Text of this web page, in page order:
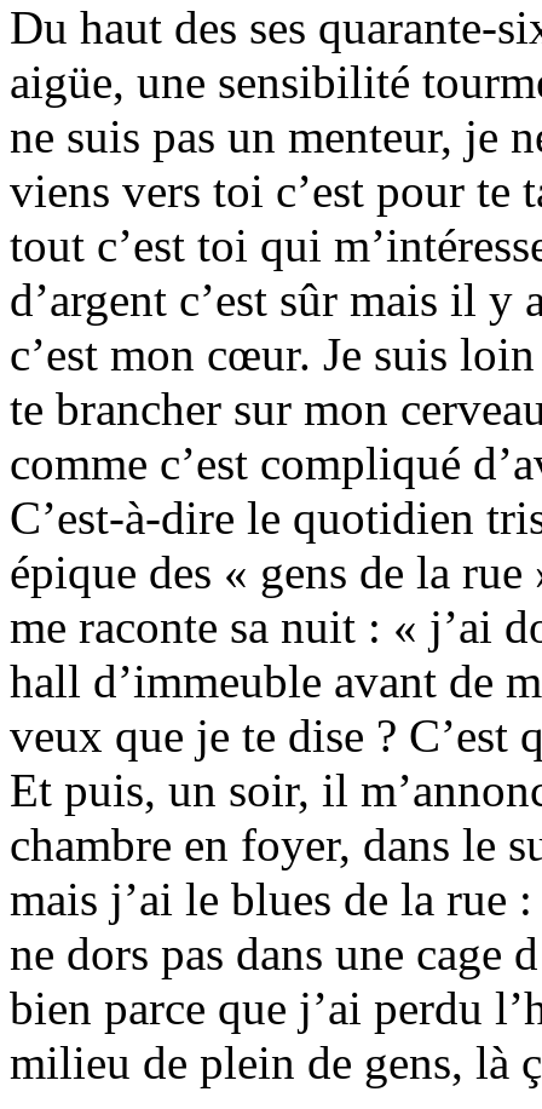
Du haut des ses quarante-
aigüe, une sensibilité
ne suis pas un menteur, je
viens vers toi c’est pour te
tout c’est toi qui
d’argent c’est sûr mais il
c’est mon cœur. Je suis
te brancher sur mon
comme c’est compliqué
C’est-à-dire le quotidien
épique des « gens de la
me raconte sa nuit : « j’ai
hall d’immeuble avant de
veux que je te dise ? C’est
Et puis, un soir, il
chambre en foyer, dans le
mais j’ai le blues de la rue
ne dors pas dans une cage
bien parce que j’ai perdu
milieu de plein de gens, là